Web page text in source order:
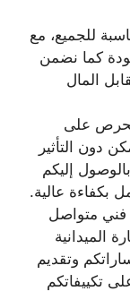
للجميع، مع
كما نضمن
المال
نحرص على
دون التأثير
إليكم
بكفاءة عالية.
متواصل
الميدانية
وتقديم
تكييفاتكم